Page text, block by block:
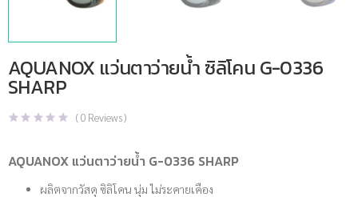
AQUANOX แว่นตาว่ายน้ำ ซิลิโคน G-0336
SHARP
(0 Reviews )
AQUANOX แว่นตาว่ายน้ำ G-0336 SHARP
ผลิตจากวัสดุ ซิลิโคน นุ่ม ไม่ระคายเคือง